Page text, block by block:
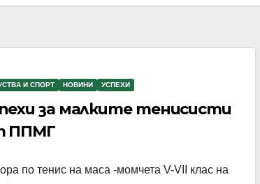
И СПОРТ НОВИНИ УСПЕХИ
за малките тенисисти
ППМГ
по тенис на маса -момчета V-VII клас на